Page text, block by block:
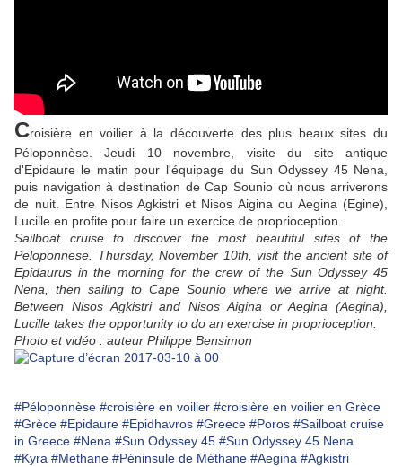
Croisière en voilier à la découverte des plus beaux sites du
Péloponnèse. Jeudi 10 novembre, visite du site antique
d'Epidaure le matin pour l'équipage du Sun Odyssey 45 Nena,
puis navigation à destination de Cap Sounio où nous arriverons
de nuit. Entre Nisos Agkistri et Nisos Aigina ou Aegina (Egine),
Lucille en profite pour faire un exercice de proprioception.
Sailboat cruise to discover the most beautiful sites of the
Peloponnese. Thursday, November 10th, visit the ancient site of
Epidaurus in the morning for the crew of the Sun Odyssey 45
Nena, then sailing to Cape Sounio where we arrive at night.
Between Nisos Agkistri and Nisos Aigina or Aegina (Aegina),
Lucille takes the opportunity to do an exercise in proprioception.
Photo et vidéo : auteur Philippe Bensimon
#Péloponnèse #croisière en voilier #croisière en voilier en Grèce
#Grèce #Epidaure #Epidhavros #Greece #Poros #Sailboat cruise
in Greece #Nena #Sun Odyssey 45 #Sun Odyssey 45 Nena
#Kyra #Methane #Péninsule de Méthane #Aegina #Agkistri